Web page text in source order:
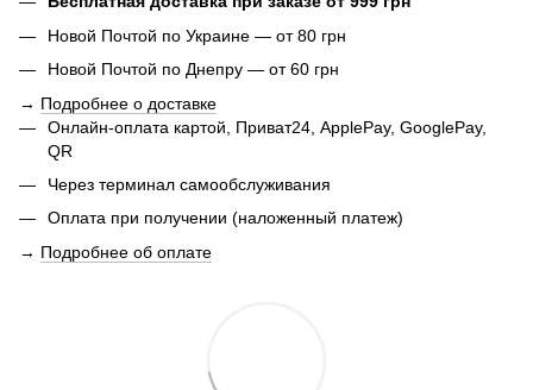
Новой Почтой по Украине — от 80 грн
Новой Почтой по Днепру — от 60 грн
→ Подробнее о доставке
Онлайн-оплата картой, Приват24, ApplePay, GooglePay,
QR
Через терминал самообслуживания
Оплата при получении (наложенный платеж)
→ Подробнее об оплате